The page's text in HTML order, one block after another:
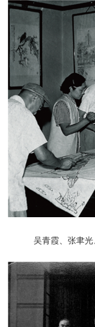
吴青霞、张聿